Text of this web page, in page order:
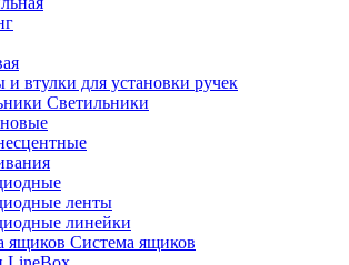
втулки для установки ручек
Светильники
ленты
линейки
Система ящиков